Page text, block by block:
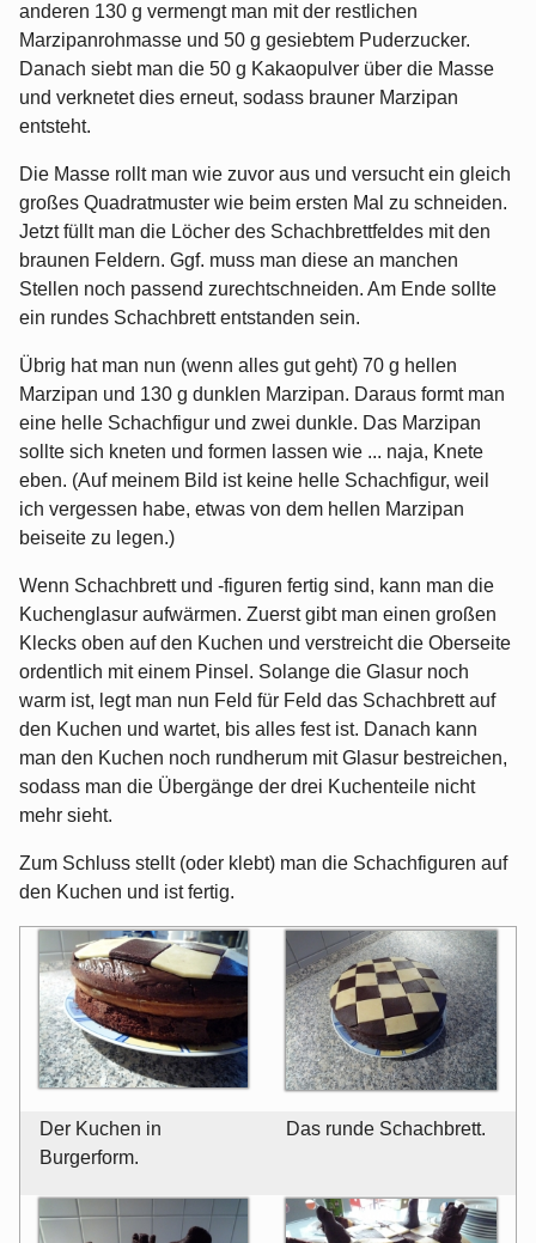
anderen 130 g vermengt man mit der restlichen
Marzipanrohmasse und 50 g gesiebtem Puderzucker.
Danach siebt man die 50 g Kakaopulver über die Masse
und verknetet dies erneut, sodass brauner Marzipan
entsteht.
Die Masse rollt man wie zuvor aus und versucht ein gleich
großes Quadratmuster wie beim ersten Mal zu schneiden.
Jetzt füllt man die Löcher des Schachbrettfeldes mit den
braunen Feldern. Ggf. muss man diese an manchen
Stellen noch passend zurechtschneiden. Am Ende sollte
ein rundes Schachbrett entstanden sein.
Übrig hat man nun (wenn alles gut geht) 70 g hellen
Marzipan und 130 g dunklen Marzipan. Daraus formt man
eine helle Schachfigur und zwei dunkle. Das Marzipan
sollte sich kneten und formen lassen wie ... naja, Knete
eben. (Auf meinem Bild ist keine helle Schachfigur, weil
ich vergessen habe, etwas von dem hellen Marzipan
beiseite zu legen.)
Wenn Schachbrett und -figuren fertig sind, kann man die
Kuchenglasur aufwärmen. Zuerst gibt man einen großen
Klecks oben auf den Kuchen und verstreicht die Oberseite
ordentlich mit einem Pinsel. Solange die Glasur noch
warm ist, legt man nun Feld für Feld das Schachbrett auf
den Kuchen und wartet, bis alles fest ist. Danach kann
man den Kuchen noch rundherum mit Glasur bestreichen,
sodass man die Übergänge der drei Kuchenteile nicht
mehr sieht.
Zum Schluss stellt (oder klebt) man die Schachfiguren auf
den Kuchen und ist fertig.
Der Kuchen in
Burgerform.
Das runde Schachbrett.